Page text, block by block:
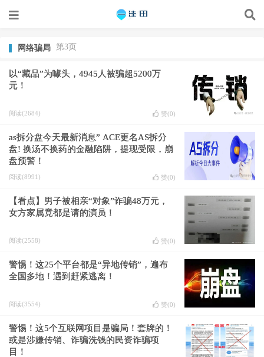
网络骗局 第3页
以“藏品”为噱头，4945人被骗超5200万
元！
阅读(2684) 赞(0)
as拆分盘今天最新消息” ACE更名AS拆分
盘! 换汤不换药的金融陷阱，提现受限，崩
盘预警！
阅读(8991) 赞(0)
【看点】男子被相亲“对象”诈骗48万元，
女方家属竟都是请的演员！
阅读(2558) 赞(0)
警惕！这25个平台都是“异地传销”，遍布
全国多地！遇到赶紧逃离！
阅读(3554) 赞(0)
警惕！这5个互联网项目是骗局！套牌的！
或是涉嫌传销、诈骗洗钱的民资诈骗项
目！